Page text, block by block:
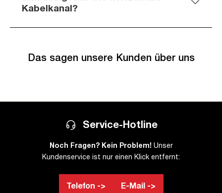
Kabelkanal?
Das sagen unsere Kunden über uns
Service-Hotline
Noch Fragen? Kein Problem! Unser
Kundenservice ist nur einen Klick entfernt:
Telefon -> E-Mail ->